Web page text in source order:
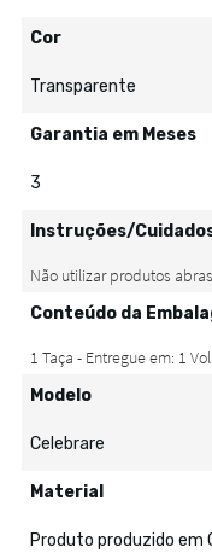
Cor
Transparente
Garantia em Meses
3
Instruções/
Conteúdo da
Modelo
Celebrare
Material
Produto produzido em